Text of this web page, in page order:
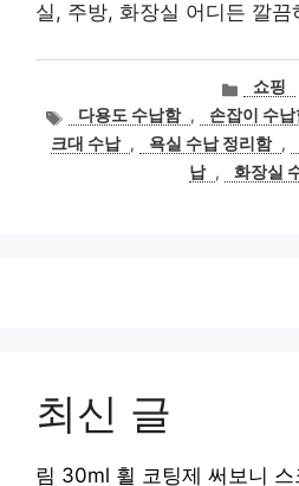
실, 주방, 화장실 어디든 깔끔
카
테
고
리
쇼핑
태
그
다용도 수납함 , 손잡이 수납
크대 수납 , 욕실 수납 정리함 ,
납 , 화장실
최신 글
림 30ml 휠 코팅제 써보니